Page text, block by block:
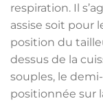
respiration. Il
assise soit pour
position du
dessus de la
souples, le
positionnée sur